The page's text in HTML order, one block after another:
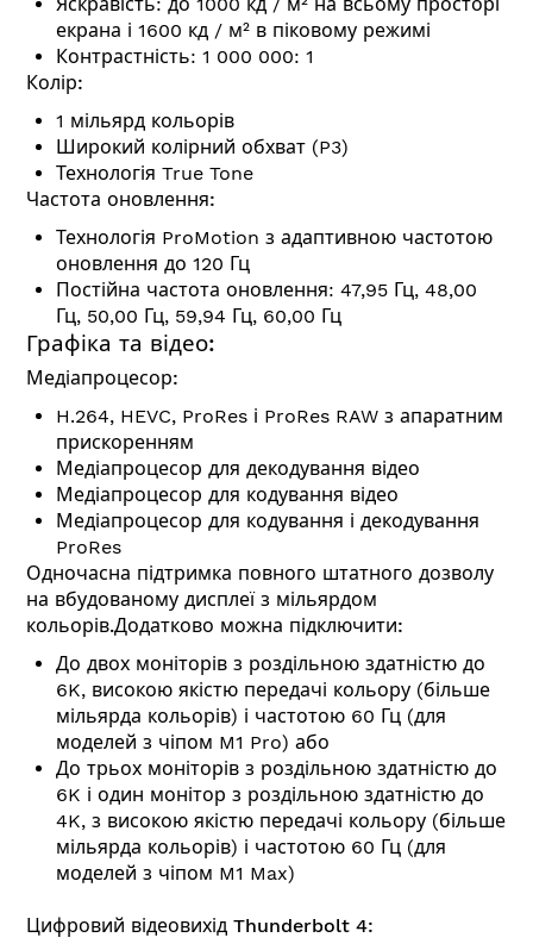
екрана і 1600 кд / м² в піковому режимі
Контрастність: 1 000 000: 1
Колір:
1 мільярд кольорів
Широкий колірний обхват (P3)
Технологія True Tone
Частота оновлення:
Технологія ProMotion з адаптивною частотою
оновлення до 120 Гц
Постійна частота оновлення: 47,95 Гц, 48,00
Гц, 50,00 Гц, 59,94 Гц, 60,00 Гц
Графіка та відео:
Медіапроцесор:
H.264, HEVC, ProRes і ProRes RAW з апаратним
прискоренням
Медіапроцесор для декодування відео
Медіапроцесор для кодування відео
Медіапроцесор для кодування і декодування
ProRes
Одночасна підтримка повного штатного дозволу
на вбудованому дисплеї з мільярдом
кольорів.Додатково можна підключити:
До двох моніторів з роздільною здатністю до
6K, високою якістю передачі кольору (більше
мільярда кольорів) і частотою 60 Гц (для
моделей з чіпом M1 Pro) або
До трьох моніторів з роздільною здатністю до
6K і один монітор з роздільною здатністю до
4K, з високою якістю передачі кольору (більше
мільярда кольорів) і частотою 60 Гц (для
моделей з чіпом M1 Max)
Цифровий відеовихід Thunderbolt 4: